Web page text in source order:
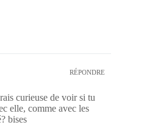
RÉPONDRE
curieuse de voir si tu
elle, comme avec les
bises